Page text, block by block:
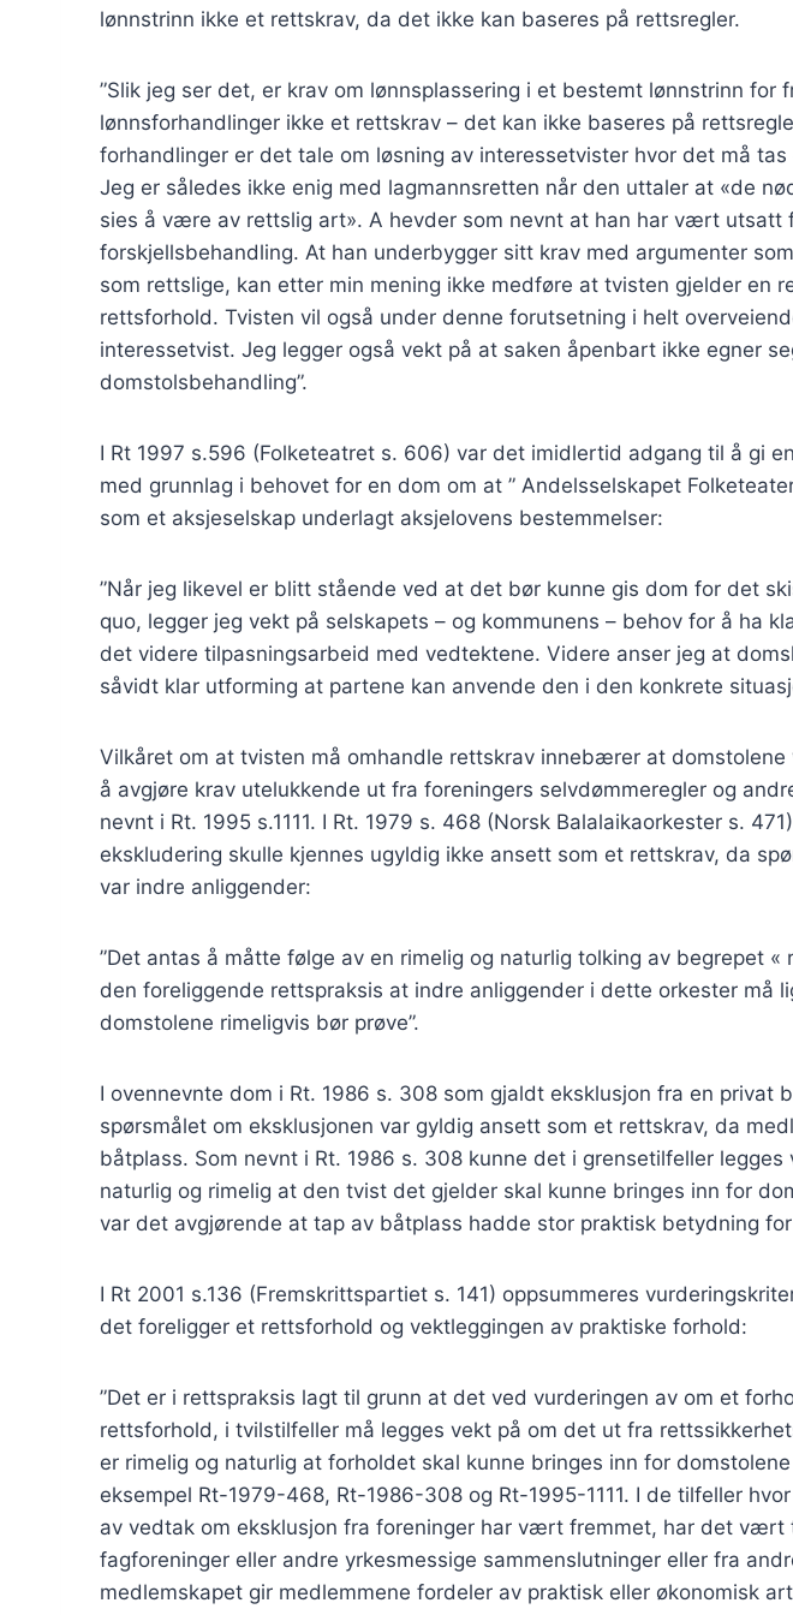
lønnstrinn ikke et rettskrav, da det ikke kan baseres på rettsregler.
”Slik jeg ser det, er krav om lønnsplassering i et bestemt lønnstrinn for
lønnsforhandlinger ikke et rettskrav – det kan ikke baseres på
forhandlinger er det tale om løsning av interessetvister hvor det må tas
Jeg er således ikke enig med lagmannsretten når den uttaler at «de
sies å være av rettslig art». A hevder som nevnt at han har vært utsatt
forskjellsbehandling. At han underbygger sitt krav med argumenter
som rettslige, kan etter min mening ikke medføre at tvisten gjelder en
rettsforhold. Tvisten vil også under denne forutsetning i helt
interessetvist. Jeg legger også vekt på at saken åpenbart ikke egner
domstolsbehandling”.
I Rt 1997 s.596 (Folketeatret s. 606) var det imidlertid adgang til å gi
med grunnlag i behovet for en dom om at ” Andelsselskapet
som et aksjeselskap underlagt aksjelovens bestemmelser:
”Når jeg likevel er blitt stående ved at det bør kunne gis dom for det
quo, legger jeg vekt på selskapets – og kommunens – behov for å ha
det videre tilpasningsarbeid med vedtektene. Videre anser jeg at
såvidt klar utforming at partene kan anvende den i den konkrete
Vilkåret om at tvisten må omhandle rettskrav innebærer at
å avgjøre krav utelukkende ut fra foreningers selvdømmeregler og
nevnt i Rt. 1995 s.1111. I Rt. 1979 s. 468 (Norsk Balalaikaorkester s.
ekskludering skulle kjennes ugyldig ikke ansett som et rettskrav, da
var indre anliggender:
”Det antas å måtte følge av en rimelig og naturlig tolking av begrepet «
den foreliggende rettspraksis at indre anliggender i dette orkester må
domstolene rimeligvis bør prøve”.
I ovennevnte dom i Rt. 1986 s. 308 som gjaldt eksklusjon fra en privat
spørsmålet om eksklusjonen var gyldig ansett som et rettskrav, da
båtplass. Som nevnt i Rt. 1986 s. 308 kunne det i grensetilfeller legges
naturlig og rimelig at den tvist det gjelder skal kunne bringes inn for
var det avgjørende at tap av båtplass hadde stor praktisk betydning
I Rt 2001 s.136 (Fremskrittspartiet s. 141) oppsummeres
det foreligger et rettsforhold og vektleggingen av praktiske forhold:
”Det er i rettspraksis lagt til grunn at det ved vurderingen av om et
rettsforhold, i tvilstilfeller må legges vekt på om det ut fra
er rimelig og naturlig at forholdet skal kunne bringes inn for
eksempel Rt-1979-468, Rt-1986-308 og Rt-1995-1111. I de tilfeller
av vedtak om eksklusjon fra foreninger har vært fremmet, har det vært
fagforeninger eller andre yrkesmessige sammenslutninger eller fra
medlemskapet gir medlemmene fordeler av praktisk eller økonomisk